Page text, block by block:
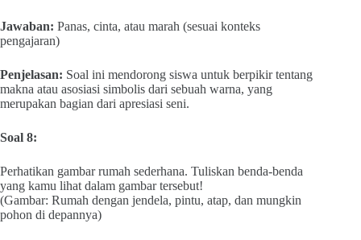
Jawaban: Panas, cinta, atau marah (sesuai konteks
pengajaran)
Penjelasan: Soal ini mendorong siswa untuk berpikir tentang
makna atau asosiasi simbolis dari sebuah warna, yang
merupakan bagian dari apresiasi seni.
Soal 8:
Perhatikan gambar rumah sederhana. Tuliskan benda-benda
yang kamu lihat dalam gambar tersebut!
(Gambar: Rumah dengan jendela, pintu, atap, dan mungkin
pohon di depannya)